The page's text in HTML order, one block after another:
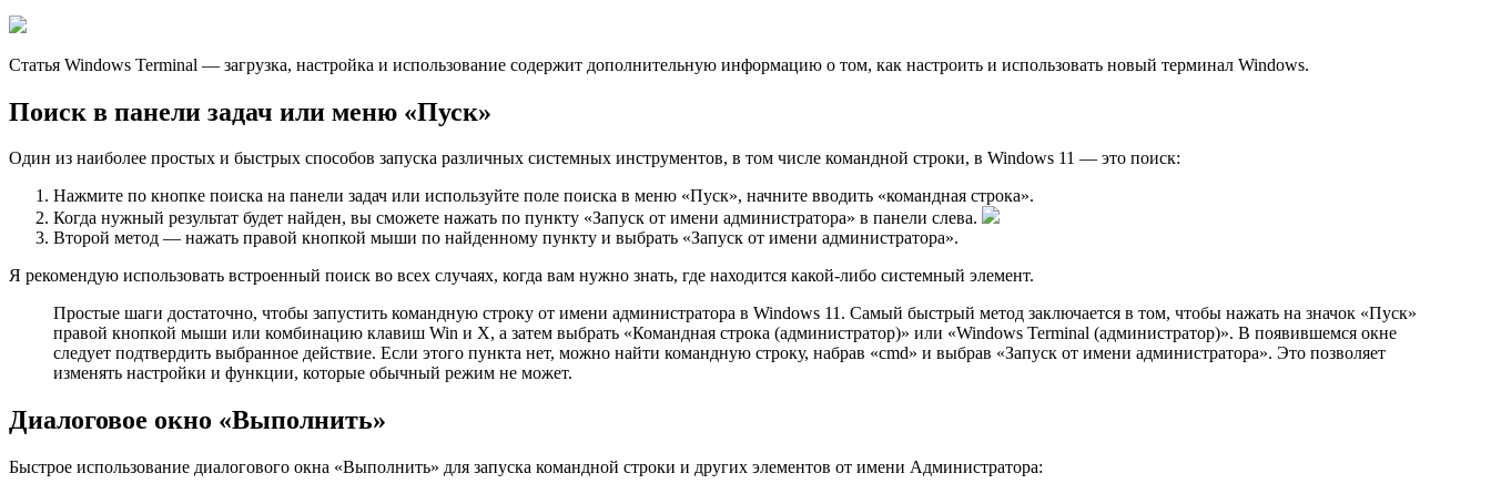
Статья Windows Terminal — загрузка, настройка и использование содержит дополнительную информацию о том, как настроить и использовать новый терминал Windows.
Поиск в панели задач или меню «Пуск»
Один из наиболее простых и быстрых способов запуска различных системных инструментов, в том числе командной строки, в Windows 11 — это поиск:
Нажмите по кнопке поиска на панели задач или используйте поле поиска в меню «Пуск», начните вводить «командная строка».
Когда нужный результат будет найден, вы сможете нажать по пункту «Запуск от имени администратора» в панели слева.
Второй метод — нажать правой кнопкой мыши по найденному пункту и выбрать «Запуск от имени администратора».
Я рекомендую использовать встроенный поиск во всех случаях, когда вам нужно знать, где находится какой-либо системный элемент.
Простые шаги достаточно, чтобы запустить командную строку от имeни администратора в Windows 11. Самый быстрый метод заключается в том, чтобы нажать на значок «Пуск»
правой кнопкой мыши или комбинацию клавиш Win и X, а затем выбрать «Командная строка (администратор)» или «Windows Terminal (администратор)». В появившемся окне
следует подтвердить выбранное действие. Если этого пункта нет, можно найти командную строку, набрав «cmd» и выбрав «Запуск от имени администратора». Это позволяет
изменять настройки и функции, которые обычный режим не может.
Диалоговое окно «Выполнить»
Быстрое использование диалогового окна «Выполнить» для запуска командной строки и других элементов от имени Администратора: